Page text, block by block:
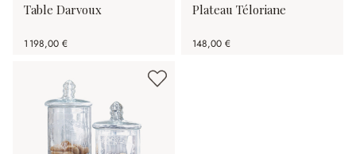
Table Darvoux
1 198,00 €
Plateau Téloriane
148,00 €